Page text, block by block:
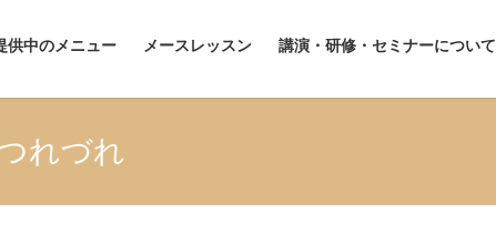
供中のメニュー メースレッスン 講演・研修・セミナーについて
れづれ